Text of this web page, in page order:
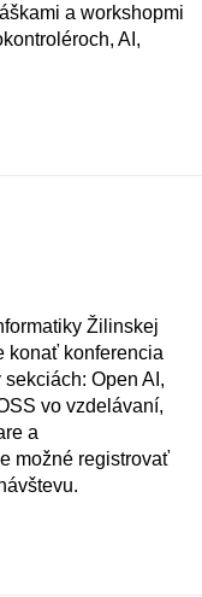
a workshopmi
AI,
Žilinskej
konať konferencia
Open AI,
vo vzdelávaní,
a
možné registrovať